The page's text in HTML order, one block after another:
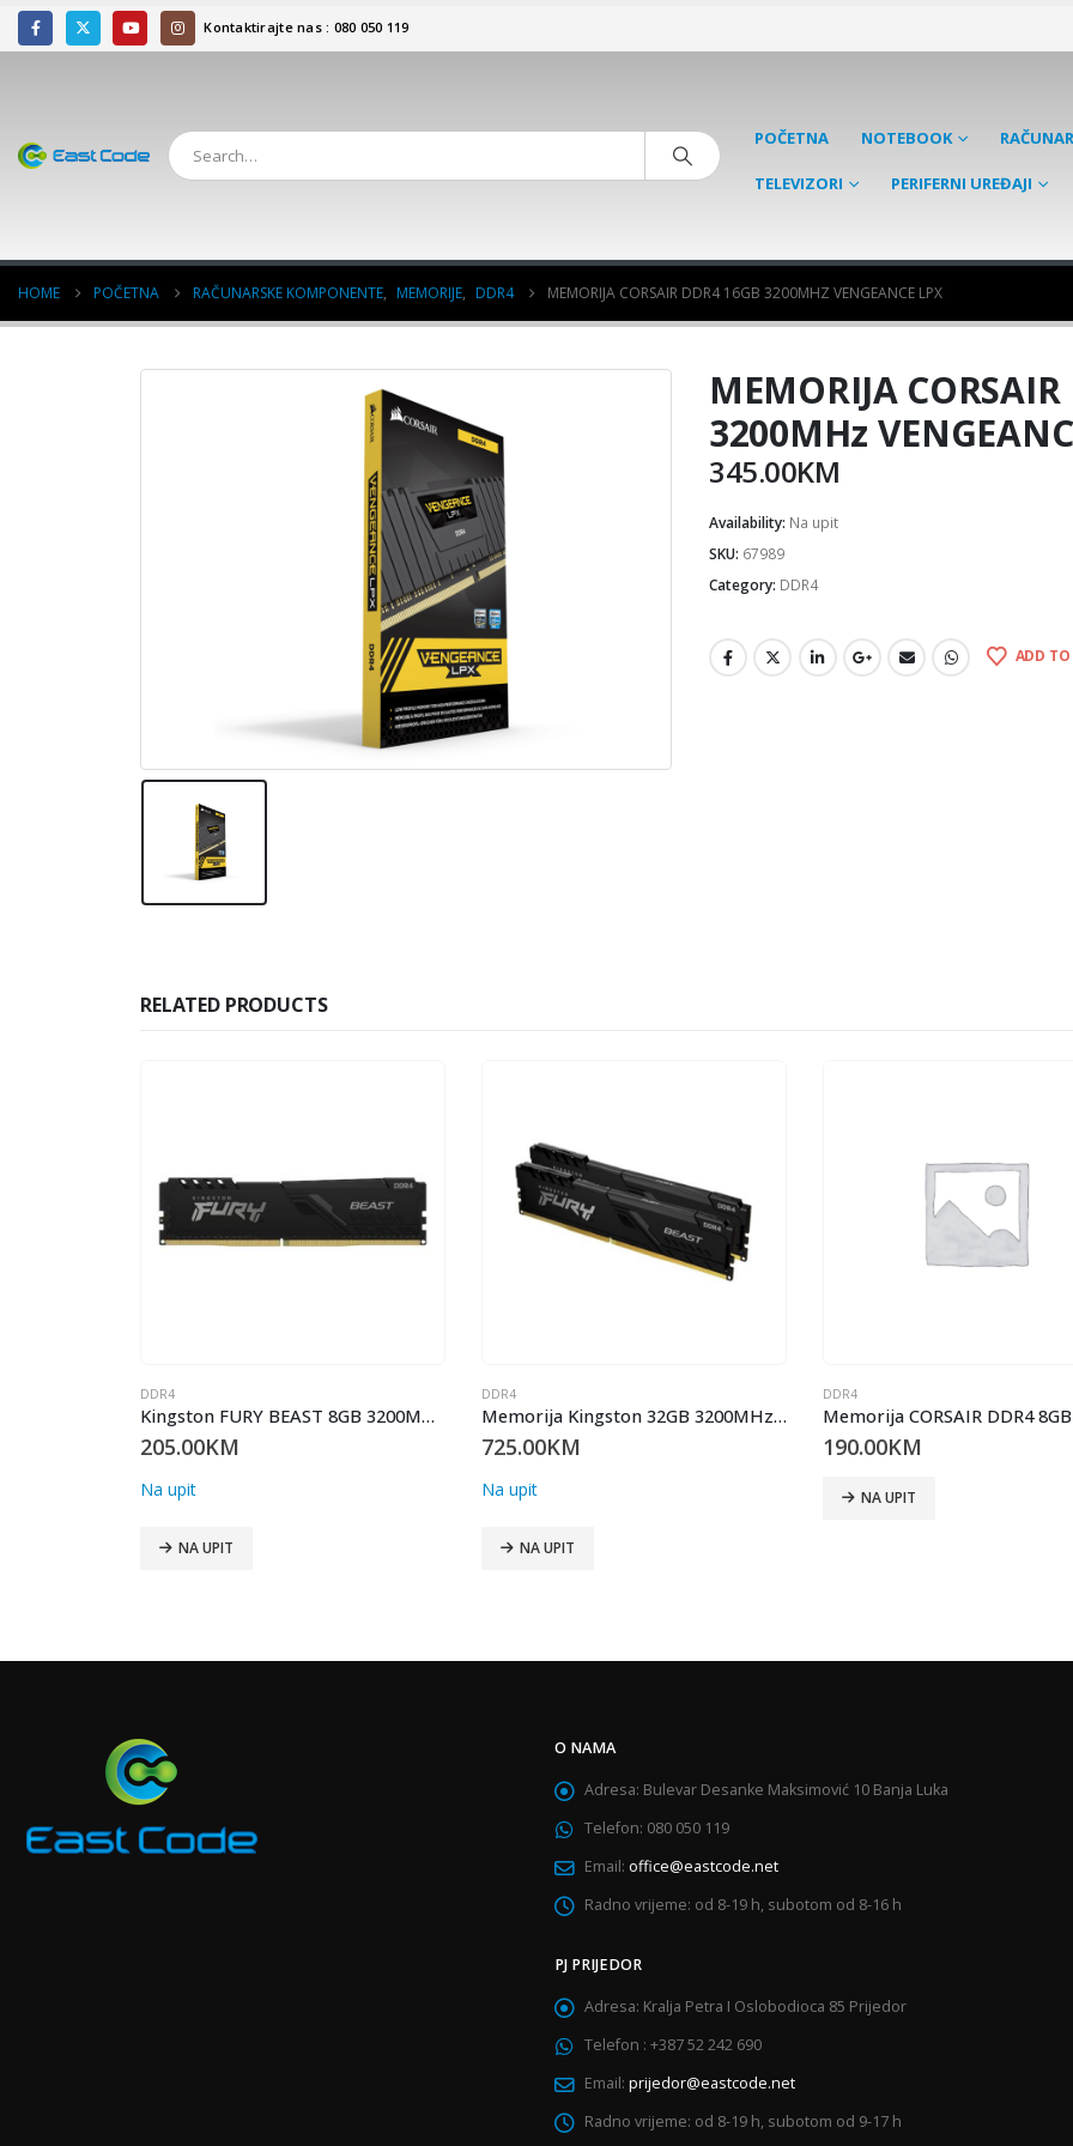
Kontaktirajte nas : 080 050 119
POČETNA NOTEBOOK
TELEVIZORI PERIFERNI UREĐAJI
HOME POČETNA RAČUNARSKE KOMPONENTE, MEMORIJE, DDR4 MEMORIJA CORSAIR DDR4 16GB 3200MHZ VENGEANCE LPX
MEMORIJA
3200MHz
345.00KM
Availability: Na upit
SKU: 67989
Category: DDR4
ADD
RELATED PRODUCTS
DDR4
Kingston FURY BEAST 8GB 3200MHz DDR4/CL16/KF432C16BB/8
205.00KM
Na upit
NA UPIT
DDR4
Memorija Kingston 32GB 3200MHz DDR4 FURY Beast (2x16GB)/ CL16/ KF432C16BBK2/32/ 36 mjeseci
725.00KM
Na upit
NA UPIT
DDR4
190.00KM
NA UPIT
O NAMA
Adresa: Bulevar Desanke Maksimović 10 Banja Luka
Telefon: 080 050 119
Email: office@eastcode.net
Radno vrijeme: od 8-19 h, subotom od 8-16 h
PJ PRIJEDOR
Adresa: Kralja Petra I Oslobodioca 85 Prijedor
Telefon : +387 52 242 690
Email: prijedor@eastcode.net
Radno vrijeme: od 8-19 h, subotom od 9-17 h